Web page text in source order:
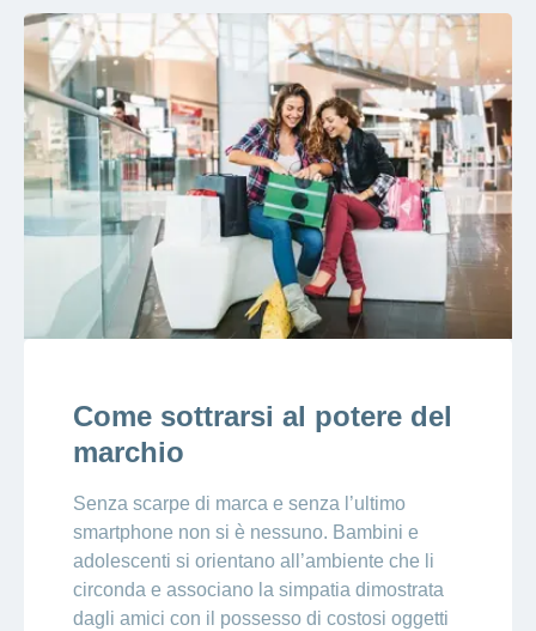
Come sottrarsi al potere del
marchio
Senza scarpe di marca e senza l’ultimo
smartphone non si è nessuno. Bambini e
adolescenti si orientano all’ambiente che li
circonda e associano la simpatia dimostrata
dagli amici con il possesso di costosi oggetti